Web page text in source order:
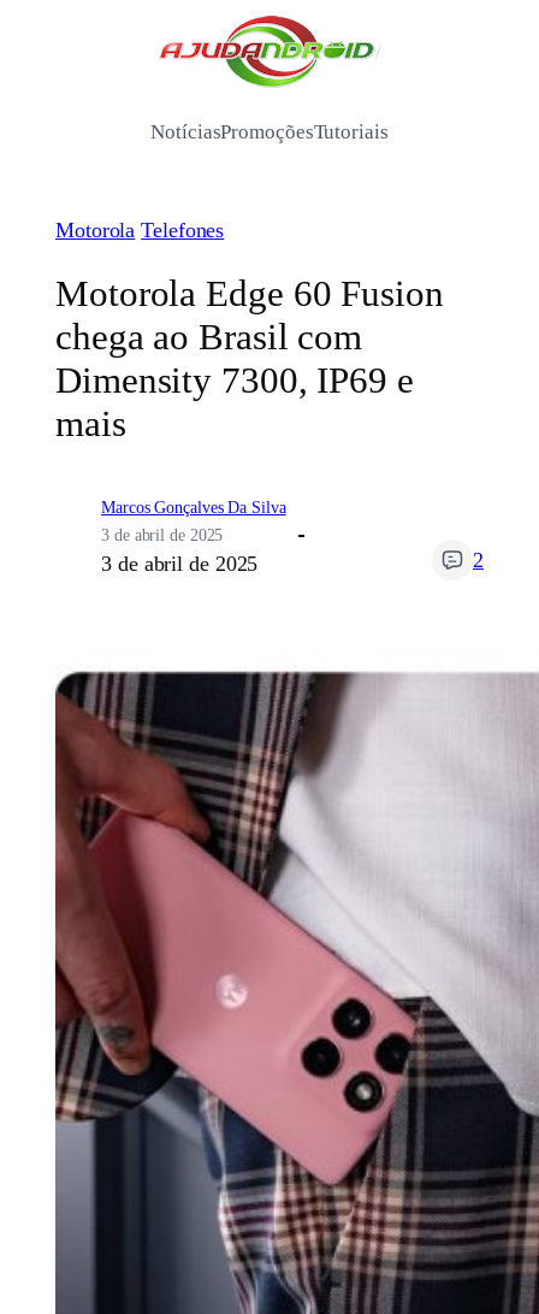
/
NotíciasPromoçõesTutoriais
Motorola Telefones
Motorola Edge 60 Fusion
chega ao Brasil com
Dimensity 7300, IP69 e
mais
Marcos Gonçalves Da Silva
3 de abril de 2025
3 de abril de 2025 2